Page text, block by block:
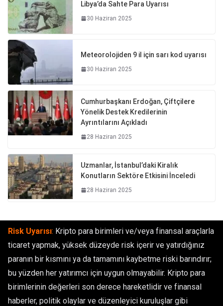
Libya’da Sahte Para Uyarısı
30 Haziran 2025
Meteorolojiden 9 il için sarı kod uyarısı
30 Haziran 2025
Cumhurbaşkanı Erdoğan, Çiftçilere
Yönelik Destek Kredilerinin
Ayrıntılarını Açıkladı
28 Haziran 2025
Uzmanlar, İstanbul’daki Kiralık
Konutların Sektöre Etkisini İnceledi
28 Haziran 2025
Risk Uyarısı: Kripto para birimleri ve/veya finansal araçlarla
ticaret yapmak, yüksek düzeyde risk içerir ve yatırdığınız
paranın bir kısmını ya da tamamını kaybetme riski barındırır;
bu yüzden her yatırımcı için uygun olmayabilir. Kripto para
birimlerinin değerleri son derece hareketlidir ve finansal
haberler, politik olaylar ve düzenleyici kuruluşlar gibi